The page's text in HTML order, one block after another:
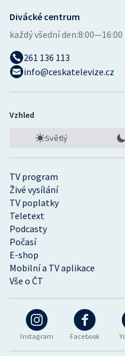
Instagram Facebook
TV program
Živé vysílání
TV poplatky
Teletext
Podcasty
Počasí
E-shop
Mobilní a TV aplikace
Vše o ČT
Divácké centrum
každý všední den:
261 136 113
info@ceskatelevize.cz
Vzhled
Světlý